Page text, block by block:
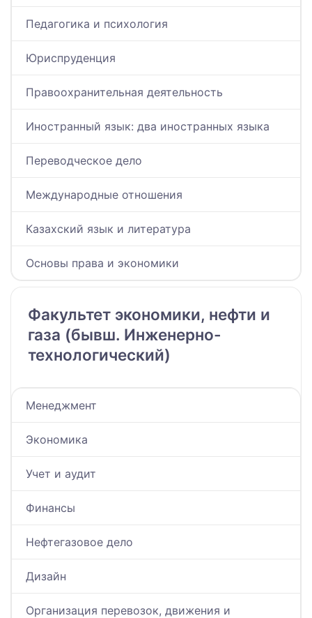
Педагогика и психология
Юриспруденция
Правоохранительная деятельность
Иностранный язык: два иностранных языка
Переводческое дело
Международные отношения
Казахский язык и литература
Основы права и экономики
Факультет экономики, нефти и
газа (бывш. Инженерно-
технологический)
Менеджмент
Экономика
Учет и аудит
Финансы
Нефтегазовое дело
Дизайн
Организация перевозок, движения и